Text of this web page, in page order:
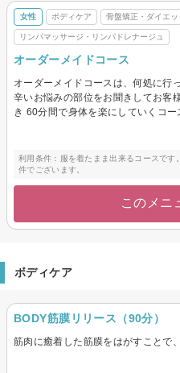
女性 ボディケア 骨盤矯正・ダイエッ
リンパマッサージ・リンパドレナージュ
オーダーメイドコース
オーダーメイドコースは、何処に行
辛いお悩みの部位をお聞きしてお客
き 60分間で身体を楽にしていくコー
利用条件：服を着たまま出来るコースで
件でございます。
このメニ
ボディケア
BODY筋膜リリース（90分）
筋肉に癒着した筋膜をはがすことで